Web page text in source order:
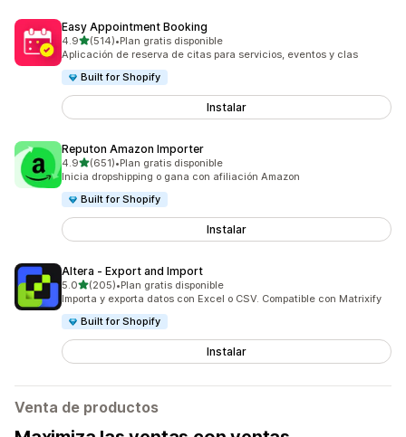
Easy Appointment Booking
4.9de 5 estrellas
(514)
514 reseñas en total
•Plan gratis disponible
Aplicación de reserva de citas para servicios, eventos y clas
Built for Shopify
Instalar
Reputon Amazon Importer
4.9de 5 estrellas
(651)
651 reseñas en total
•Plan gratis disponible
Inicia dropshipping o gana con afiliación Amazon
Built for Shopify
Instalar
Altera ‑ Export and Import
5.0de 5 estrellas
(205)
205 reseñas en total
•Plan gratis disponible
Importa y exporta datos con Excel o CSV. Compatible con Matrixify
Built for Shopify
Instalar
Venta de productos